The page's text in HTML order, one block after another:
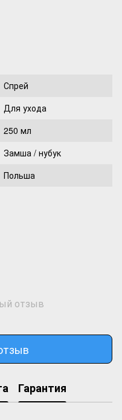
Спрей
Для ухода
250 мл
Замша / нубук
Польша
отзыв
Гарантия